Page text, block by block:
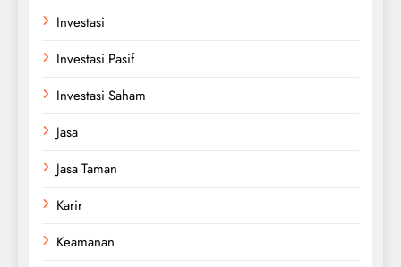
Investasi
Investasi Pasif
Investasi Saham
Jasa
Jasa Taman
Karir
Keamanan